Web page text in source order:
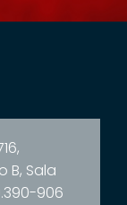
B, Sala
906